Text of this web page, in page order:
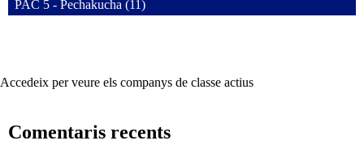
PAC 5 - Pechakucha (11)
Accedeix per veure els companys de classe actius
Comentaris recents